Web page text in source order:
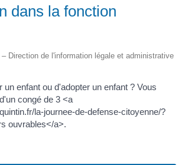
dans la fonction
Direction de l'information légale et administrative
un enfant ou d'adopter un enfant ? Vous
congé de 3 <a
la-journee-de-defense-citoyenne/?
ouvrables</a>.